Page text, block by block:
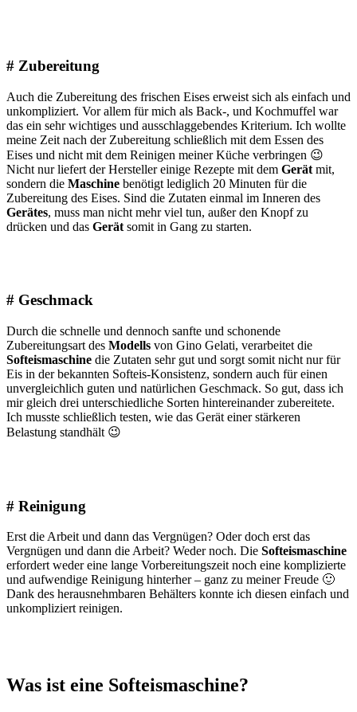
# Zubereitung
Auch die Zubereitung des frischen Eises erweist sich als einfach und
unkompliziert. Vor allem für mich als Back-, und Kochmuffel war
das ein sehr wichtiges und ausschlaggebendes Kriterium. Ich wollte
meine Zeit nach der Zubereitung schließlich mit dem Essen des
Eises und nicht mit dem Reinigen meiner Küche verbringen 😉
Nicht nur liefert der Hersteller einige Rezepte mit dem Gerät mit,
sondern die Maschine benötigt lediglich 20 Minuten für die
Zubereitung des Eises. Sind die Zutaten einmal im Inneren des
Gerätes, muss man nicht mehr viel tun, außer den Knopf zu
drücken und das Gerät somit in Gang zu starten.
# Geschmack
Durch die schnelle und dennoch sanfte und schonende
Zubereitungsart des Modells von Gino Gelati, verarbeitet die
Softeismaschine die Zutaten sehr gut und sorgt somit nicht nur für
Eis in der bekannten Softeis-Konsistenz, sondern auch für einen
unvergleichlich guten und natürlichen Geschmack. So gut, dass ich
mir gleich drei unterschiedliche Sorten hintereinander zubereitete.
Ich musste schließlich testen, wie das Gerät einer stärkeren
Belastung standhält 😉
# Reinigung
Erst die Arbeit und dann das Vergnügen? Oder doch erst das
Vergnügen und dann die Arbeit? Weder noch. Die Softeismaschine
erfordert weder eine lange Vorbereitungszeit noch eine komplizierte
und aufwendige Reinigung hinterher – ganz zu meiner Freude 🙂
Dank des herausnehmbaren Behälters konnte ich diesen einfach und
unkompliziert reinigen.
Was ist eine Softeismaschine?